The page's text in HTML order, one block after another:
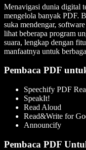
Menavigasi dunia digital
mengelola banyak PDF.
suka mendengar,
lihat beberapa program
suara, lengkap dengan
manfaatnya untuk
Pembaca PDF
Speechify PDF
SpeakIt!
Read Aloud
Read&Write for
Announcify
Pembaca PDF